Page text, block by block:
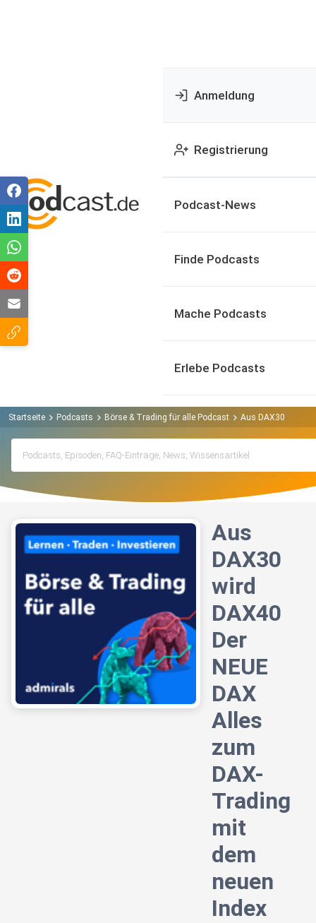
Anmeldung
Registrierung
Podcast-News
Finde Podcasts
Mache Podcasts
Erlebe Podcasts
Startseite Podcasts Börse & Trading für alle Podcast Aus DAX30 wird
Aus
DAX30
wird
DAX40
Der
NEUE
DAX
Alles
zum
DAX-
Trading
mit
dem
neuen
Index